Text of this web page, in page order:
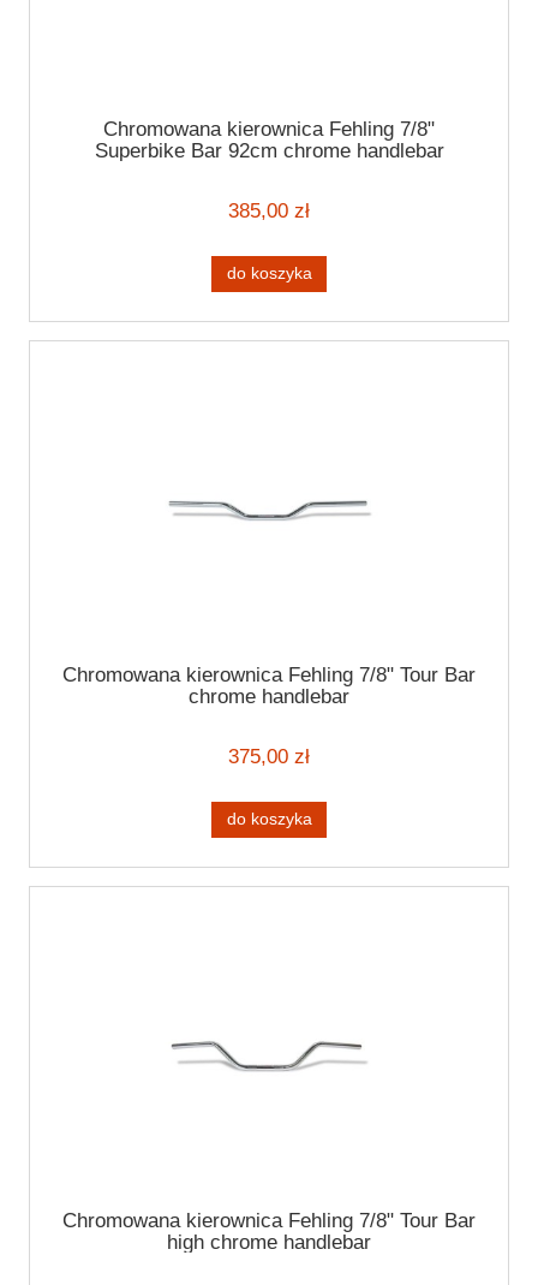
Chromowana kierownica Fehling 7/8"
Superbike Bar 92cm chrome handlebar
385,00 zł
do koszyka
Chromowana kierownica Fehling 7/8" Tour Bar
chrome handlebar
375,00 zł
do koszyka
Chromowana kierownica Fehling 7/8" Tour Bar
high chrome handlebar